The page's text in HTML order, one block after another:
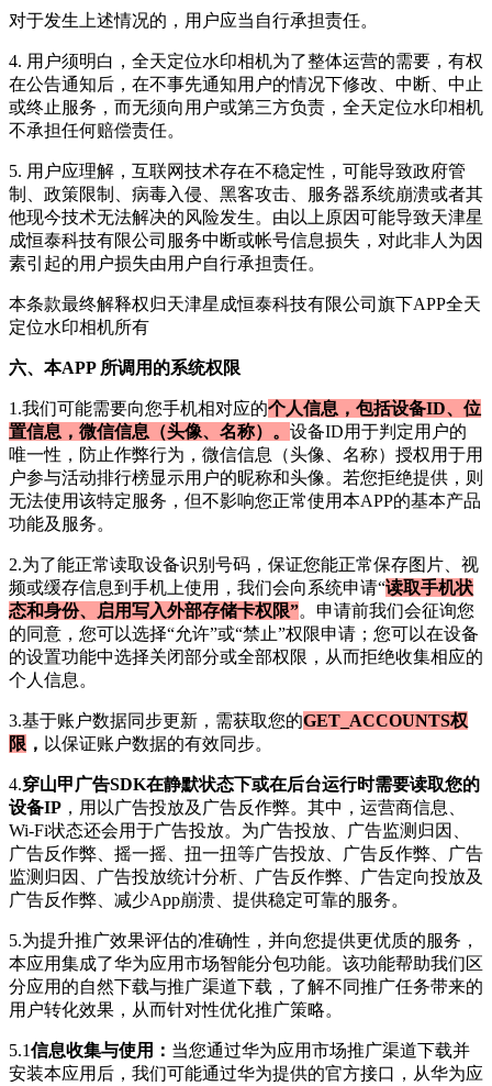
对于发生上述情况的，用户应当自行承担责任。
4. 用户须明白， 全天定位水印相机为了整体运营的需要，有权
在公告通知后，在不事先通知用户的情况下修改、中断、中止
或终止服务，而无须向用户或第三方负责， 全天定位水印相机
不承担任何赔偿责任。
5. 用户应理解，互联网技术存在不稳定性，可能导致政府管
制、政策限制、病毒入侵、黑客攻击、服务器系统崩溃或者其
他现今技术无法解决的风险发生。由以上原因可能导致天津星
成恒泰科技有限公司服务中断或帐号信息损失，对此非人为因
素引起的用户损失由用户自行承担责任。
本条款最终解释权归天津星成恒泰科技有限公司 旗下APP全天
定位水印相机所有
六、本APP 所调用的系统权限
1.我们可能需要向您手机相对应的个人信息，包括设备ID、位
置信息，微信信息（头像、名称）。 设备ID用于判定用户的
唯一性，防止作弊行为，微信信息（头像、名称）授权用于用
户参与活动排行榜显示用户的昵称和头像。若您拒绝提供，则
无法使用该特定服务，但不影响您正常使用本APP的基本产品
功能及服务。
2.为了能正常读取设备识别号码，保证您能正常保存图片、视
频或缓存信息到手机上使用，我们会向系统申请“读取手机状
态和身份、启用写入外部存储卡权限”。申请前我们会征询您
的同意，您可以选择“允许”或“禁止”权限申请；您可以在设备
的设置功能中选择关闭部分或全部权限，从而拒绝收集相应的
个人信息。
3.基于账户数据同步更新，需获取您的GET_ACCOUNTS权
限 ， 以保证账户数据的有效同步。
4.穿山甲广告SDK在静默状态下或在后台运行时需要读取您的
设备IP ，用以广告投放及广告反作弊。其中，运营商信息、
Wi-Fi状态还会用于广告投放。为广告投放、广告监测归因、
广告反作弊、摇一摇、扭一扭等广告投放、广告反作弊、广告
监测归因、广告投放统计分析、广告反作弊、广告定向投放及
广告反作弊、减少App崩溃、提供稳定可靠的服务。
5.为提升推广效果评估的准确性，并向您提供更优质的服务，
本应用集成了华为应用市场智能分包功能。该功能帮助我们区
分应用的自然下载与推广渠道下载，了解不同推广任务带来的
用户转化效果，从而针对性优化推广策略。
5.1信息收集与使用： 当您通过华为应用市场推广渠道下载并
安装本应用后，我们可能通过华为提供的官方接口，从华为应